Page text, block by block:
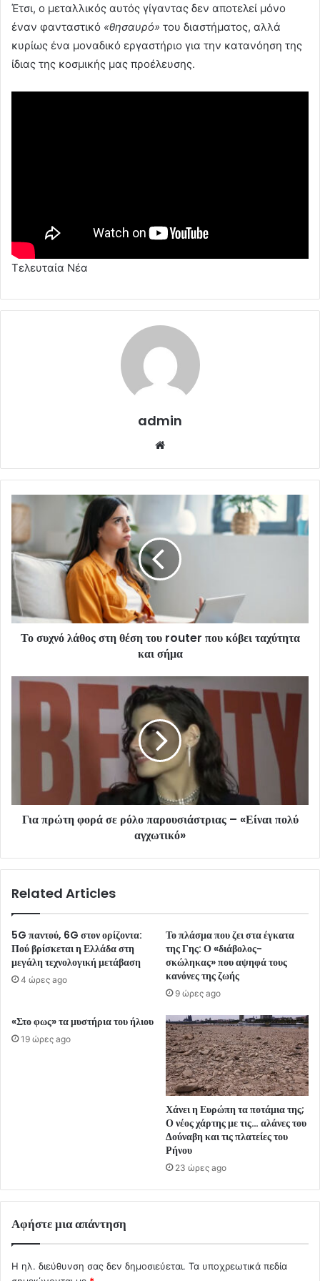
Έτσι, ο μεταλλικός αυτός γίγαντας δεν αποτελεί μόνο
έναν φανταστικό «θησαυρό» του διαστήματος, αλλά
κυρίως ένα μοναδικό εργαστήριο για την κατανόηση της
ίδιας της κοσμικής μας προέλευσης.
Τελευταία Νέα
admin
Το συχνό λάθος στη θέση του router που κόβει ταχύτητα
και σήμα
Για πρώτη φορά σε ρόλο παρουσιάστριας – «Είναι πολύ
αγχωτικό»
Related Articles
5G παντού, 6G στον ορίζοντα:
Πού βρίσκεται η Ελλάδα στη
μεγάλη τεχνολογική μετάβαση
4 ώρες ago
Το πλάσμα που ζει στα έγκατα
της Γης: Ο «διάβολος-
σκώληκας» που αψηφά τους
κανόνες της ζωής
9 ώρες ago
«Στο φως» τα μυστήρια του ήλιου
19 ώρες ago
Χάνει η Ευρώπη τα ποτάμια της;
Ο νέος χάρτης με τις… αλάνες του
Δούναβη και τις πλατείες του
Ρήνου
23 ώρες ago
Αφήστε μια απάντηση
Η ηλ. διεύθυνση σας δεν δημοσιεύεται. Τα υποχρεωτικά πεδία